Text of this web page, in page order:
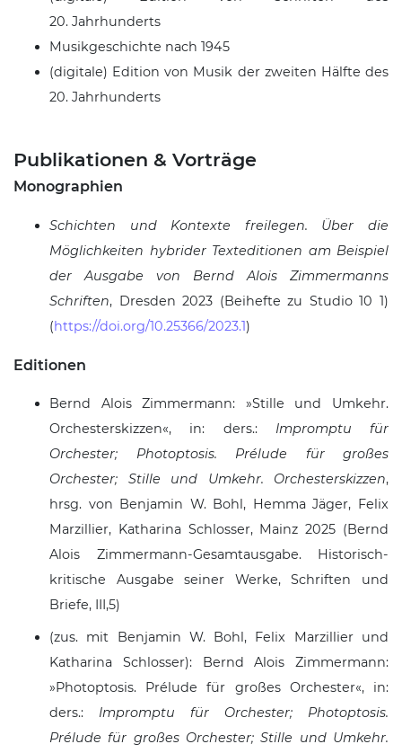
20. Jahrhunderts
Musikgeschichte nach 1945
(digitale) Edition von Musik der zweiten Hälfte des
20. Jahrhunderts
Publikationen & Vorträge
Monographien
Schichten und Kontexte freilegen. Über die
Möglichkeiten hybrider Texteditionen am Beispiel
der Ausgabe von Bernd Alois Zimmermanns
Schriften, Dresden 2023 (Beihefte zu Studio 10 1)
(https://doi.org/10.25366/2023.1)
Editionen
Bernd Alois Zimmermann:
Stille und Umkehr.
Orchesterskizzen , in: ders.: Impromptu für
Orchester; Photoptosis. Prélude für großes
Orchester; Stille und Umkehr. Orchesterskizzen,
hrsg. von Benjamin W. Bohl, Hemma Jäger, Felix
Marzillier, Katharina Schlosser, Mainz 2025 (Bernd
Alois Zimmermann-Gesamtausgabe. Historisch-
kritische Ausgabe seiner Werke, Schriften und
Briefe, III,5)
(zus. mit Benjamin W. Bohl, Felix Marzillier und
Katharina Schlosser): Bernd Alois Zimmermann:
Photoptosis. Prélude für großes Orchester , in:
ders.: Impromptu für Orchester; Photoptosis.
Prélude für großes Orchester; Stille und Umkehr.